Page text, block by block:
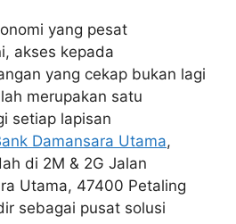
yang pesat
akses kepada
yang cekap bukan lagi
merupakan satu
setiap lapisan
Damansara Utama,
di 2M & 2G Jalan
Utama, 47400 Petaling
sebagai pusat solusi